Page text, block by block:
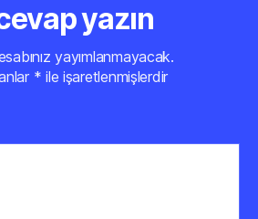
yazın
yayımlanmayacak.
* ile işaretlenmişlerdir